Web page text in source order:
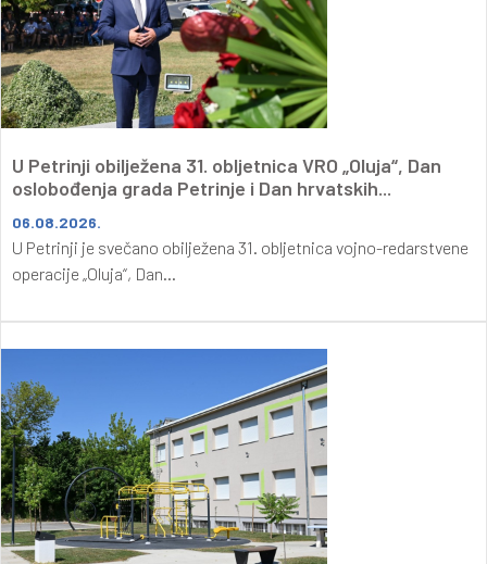
U Petrinji obilježena 31. obljetnica VRO „Oluja“, Dan
oslobođenja grada Petrinje i Dan hrvatskih...
06.08.2026.
U Petrinji je svečano obilježena 31. obljetnica vojno-redarstvene
operacije „Oluja“, Dan...